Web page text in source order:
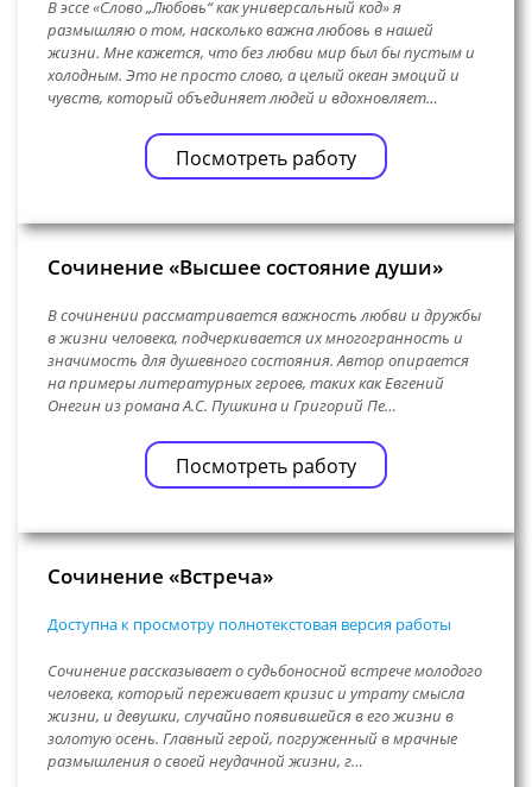
В эссе «Слово „Любовь“ как универсальный код» я
размышляю о том, насколько важна любовь в нашей
жизни. Мне кажется, что без любви мир был бы пустым и
холодным. Это не просто слово, а целый океан эмоций и
чувств, который объединяет людей и вдохновляет…
Посмотреть работу
Сочинение «Высшее состояние души»
В сочинении рассматривается важность любви и дружбы
в жизни человека, подчеркивается их многогранность и
значимость для душевного состояния. Автор опирается
на примеры литературных героев, таких как Евгений
Онегин из романа А.С. Пушкина и Григорий Пе…
Посмотреть работу
Сочинение «Встреча»
Доступна к просмотру полнотекстовая версия работы
Сочинение рассказывает о судьбоносной встрече молодого
человека, который переживает кризис и утрату смысла
жизни, и девушки, случайно появившейся в его жизни в
золотую осень. Главный герой, погруженный в мрачные
размышления о своей неудачной жизни, г…